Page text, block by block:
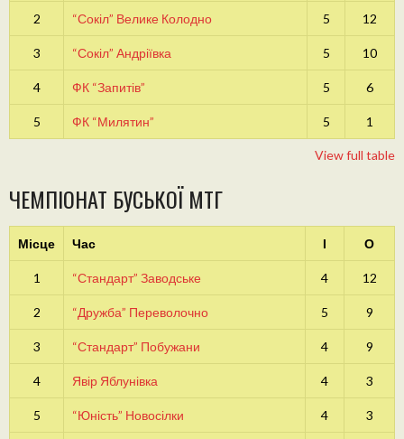
2 “Сокіл” Велике Колодно 5 12
3 “Сокіл” Андріївка 5 10
4 ФК “Запитів” 5 6
5 ФК “Милятин” 5 1
View full table
ЧЕМПІОНАТ БУСЬКОЇ МТГ
Місце Час І О
1 “Стандарт” Заводське 4 12
2 “Дружба” Переволочно 5 9
3 “Стандарт” Побужани 4 9
4 Явір Яблунівка 4 3
5 “Юність” Новосілки 4 3